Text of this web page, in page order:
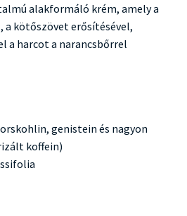
alakformáló krém, amely a
a kötőszövet erősítésével,
a harcot a narancsbőrrel
genistein és nagyon
koffein)